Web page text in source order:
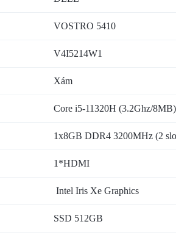
VOSTRO 5410
V4I5214W1
Xám
Core i5-11320H (3.2Ghz/8MB)
1x8GB DDR4 3200MHz (2
1*HDMI
Intel Iris Xe Graphics
SSD 512GB